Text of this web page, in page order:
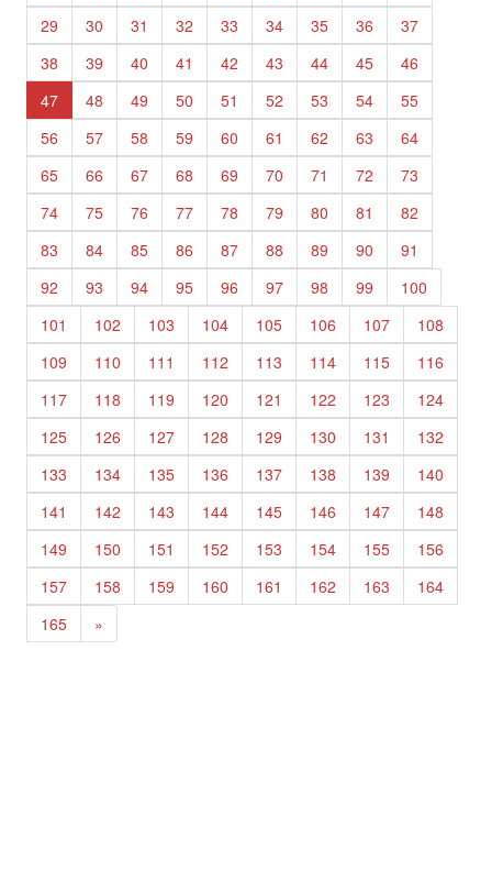
29
30 31 32 33 34 35 36
37
38
39 40 41 42 43 44 45
46
47
48 49 50 51 52 53 54
55
56
57 58 59 60 61 62 63
64
65
66 67 68 69 70 71 72
73
74
75 76 77 78 79 80 81
82
83
84 85 86 87 88 89 90
91
92
93 94 95 96 97 98 99
100
101
102 103 104 105 106 107
108
109
110 111 112 113 114 115
116
117
118 119 120 121 122 123
124
125
126 127 128 129 130 131
132
133
134 135 136 137 138 139
140
141
142 143 144 145 146 147
148
149
150 151 152 153 154 155
156
157
158 159 160 161 162 163
164
165
»